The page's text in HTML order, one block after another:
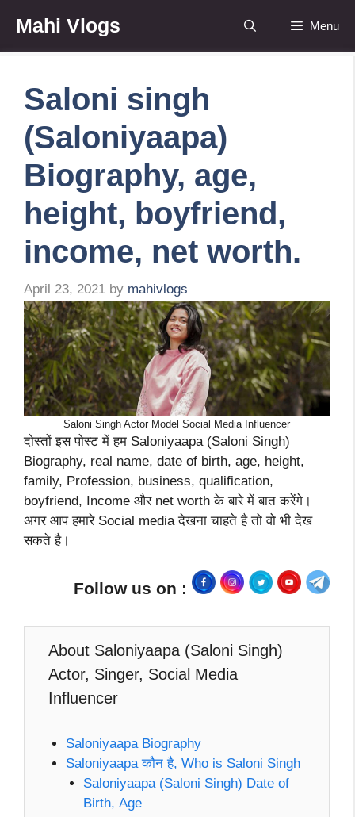
content
Mahi Vlogs Menu
Saloni singh
(Saloniyaapa)
Biography, age,
height, boyfriend,
income, net worth.
April 23, 2021 by mahivlogs
Saloni Singh Actor Model Social Media Influencer
दोस्तों इस पोस्ट में हम Saloniyaapa (Saloni Singh)
Biography, real name, date of birth, age, height,
family, Profession, business, qualification,
boyfriend, Income और net worth के बारे में बात करेंगे।
अगर आप हमारे Social media देखना चाहते है तो वो भी देख
सकते है।
Follow us on :
About Saloniyaapa (Saloni Singh)
Actor, Singer, Social Media
Influencer
Saloniyaapa Biography
Saloniyaapa कौन है, Who is Saloni Singh
Saloniyaapa (Saloni Singh) Date of
Birth, Age